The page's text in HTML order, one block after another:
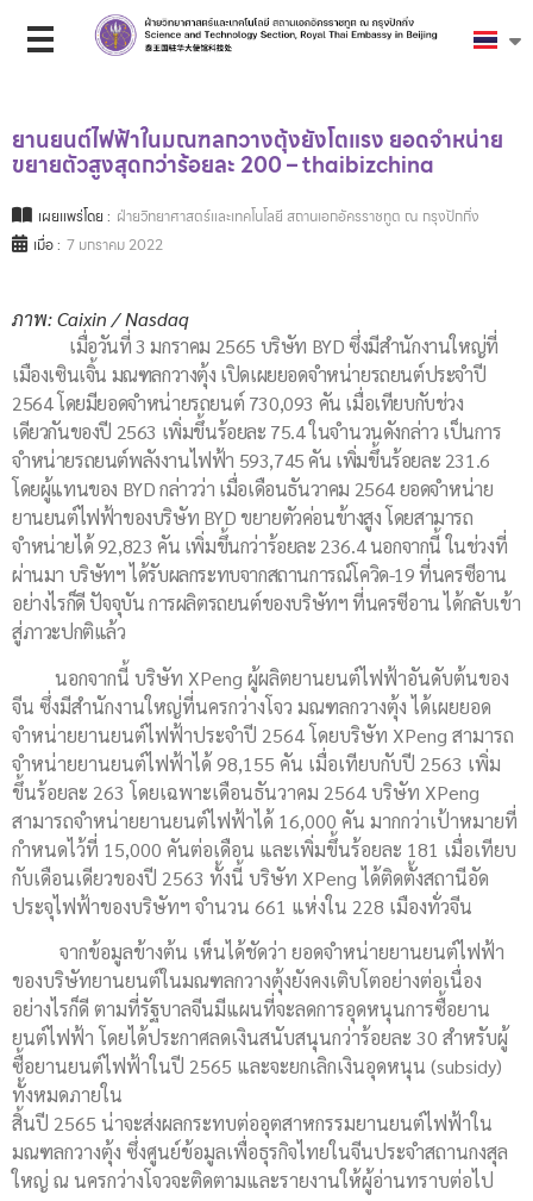
ยานยนต์ไฟฟ้าในมณฑลกวางตุ้งยังโตแรง ยอดจำหน่าย
ขยายตัวสูงสุดกว่าร้อยละ 200 – thaibizchina
เผยแพร่โดย : ฝ่ายวิทยาศาสตร์และเทคโนโลยี สถานเอกอัครราชทูต ณ กรุงปักกิ่ง
เมื่อ : 7 มกราคม 2022
ภาพ: Caixin / Nasdaq
เมื่อวันที่ 3 มกราคม 2565 บริษัท BYDซึ่งมีสำนักงานใหญ่ที่
เมืองเซินเจิ้น มณฑลกวางตุ้ง เปิดเผยยอดจำหน่ายรถยนต์ประจำปี
2564 โดยมียอดจำหน่ายรถยนต์ 730,093 คัน เมื่อเทียบกับช่วง
เดียวกันของปี 2563 เพิ่มขึ้นร้อยละ 75.4 ในจำนวนดังกล่าว เป็นการ
จำหน่ายรถยนต์พลังงานไฟฟ้า 593,745 คัน เพิ่มขึ้นร้อยละ 231.6
โดยผู้แทนของ BYD กล่าวว่า เมื่อเดือนธันวาคม 2564 ยอดจำหน่าย
ยานยนต์ไฟฟ้าของบริษัท BYDขยายตัวค่อนข้างสูง โดยสามารถ
จำหน่ายได้ 92,823 คัน เพิ่มขึ้นกว่าร้อยละ 236.4 นอกจากนี้ ในช่วงที่
ผ่านมา บริษัทฯ ได้รับผลกระทบจากสถานการณ์โควิด-19ที่นครซีอาน
อย่างไรก็ดี ปัจจุบัน การผลิตรถยนต์ของบริษัทฯ ที่นครซีอาน ได้กลับเข้า
สู่ภาวะปกติแล้ว
นอกจากนี้ บริษัท XPeng ผู้ผลิตยานยนต์ไฟฟ้าอันดับต้นของ
จีน ซึ่งมีสำนักงานใหญ่ที่นครกว่างโจว มณฑลกวางตุ้ง ได้เผยยอด
จำหน่ายยานยนต์ไฟฟ้าประจำปี 2564 โดยบริษัท XPeng สามารถ
จำหน่ายยานยนต์ไฟฟ้าได้98,155 คัน เมื่อเทียบกับปี 2563 เพิ่ม
ขึ้นร้อยละ 263 โดยเฉพาะเดือนธันวาคม 2564 บริษัท XPeng
สามารถจำหน่ายยานยนต์ไฟฟ้าได้ 16,000 คัน มากกว่าเป้าหมายที่
กำหนดไว้ที่ 15,000 คันต่อเดือน และเพิ่มขึ้นร้อยละ 181 เมื่อเทียบ
กับเดือนเดียวของปี 2563 ทั้งนี้ บริษัท XPengได้ติดตั้งสถานีอัด
ประจุไฟฟ้าของบริษัทฯ จำนวน 661 แห่งใน 228 เมืองทั่วจีน
จากข้อมูลข้างต้น เห็นได้ชัดว่า ยอดจำหน่ายยานยนต์ไฟฟ้า
ของบริษัทยานยนต์ในมณฑลกวางตุ้งยังคงเติบโตอย่างต่อเนื่อง
อย่างไรก็ดี ตามที่รัฐบาลจีนมีแผนที่จะลดการอุดหนุนการซื้อยาน
ยนต์ไฟฟ้า โดยได้ประกาศลดเงินสนับสนุนกว่าร้อยละ 30 สำหรับผู้
ซื้อยานยนต์ไฟฟ้าในปี 2565 และจะยกเลิกเงินอุดหนุน (subsidy)
ทั้งหมดภายใน
สิ้นปี 2565 น่าจะส่งผลกระทบต่ออุตสาหกรรมยานยนต์ไฟฟ้าใน
มณฑลกวางตุ้ง ซึ่งศูนย์ข้อมูลเพื่อธุรกิจไทยในจีนประจำสถานกงสุล
ใหญ่ ณ นครกว่างโจวจะติดตามและรายงานให้ผู้อ่านทราบต่อไป